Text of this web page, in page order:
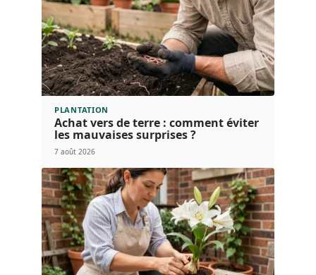
PLANTATION
Achat vers de terre : comment éviter
les mauvaises surprises ?
7 août 2026